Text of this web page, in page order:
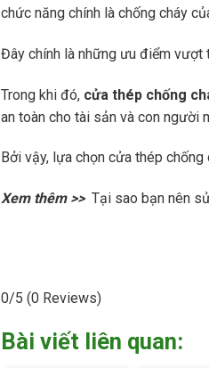
chức năng chính là chống cháy
Đây chính là những ưu điểm vượt
Trong khi đó, cửa thép chống
an toàn cho tài sản và con người
Bởi vậy, lựa chọn cửa thép
Xem thêm >> Tại sao bạn nên
0/5 (0 Reviews)
Bài viết liên quan: